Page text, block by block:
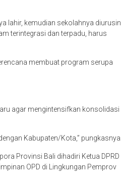
lahir, kemudian sekolahnya diurusin
terintegrasi dan terpadu, harus
membuat program serupa
agar mengintensifkan konsolidasi
Kabupaten/Kota,” pungkasnya.
Provinsi Bali dihadiri Ketua DPRD
OPD di Lingkungan Pemprov